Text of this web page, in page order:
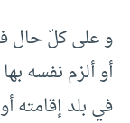
و على كلّ حال
أو ألزم نفسه
في بلد إقامته